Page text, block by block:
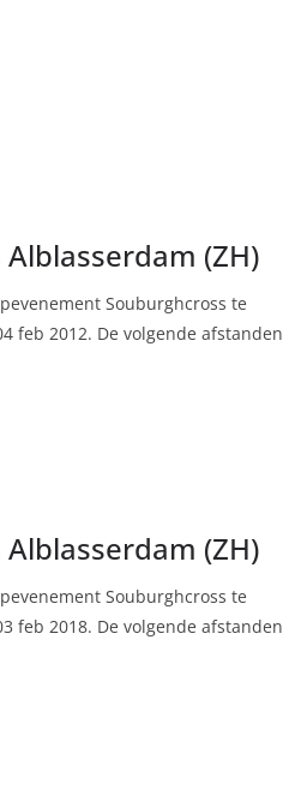
(ZH)
Souburghcross te
feb 2012. De volgende afstanden
(ZH)
Souburghcross te
feb 2018. De volgende afstanden